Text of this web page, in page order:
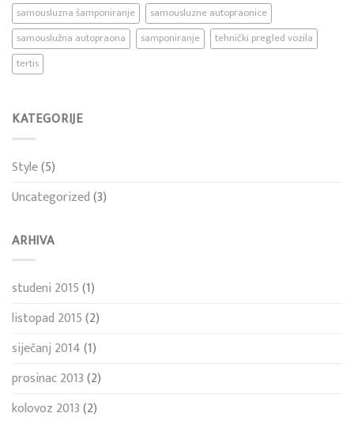
samousluzna šamponiranje
samousluzne autopraonice
samouslužna autopraona
samponiranje
tehnički pregled vozila
tertis
KATEGORIJE
Style(5)
Uncategorized(3)
ARHIVA
studeni 2015(1)
listopad 2015(2)
siječanj 2014(1)
prosinac 2013(2)
kolovoz 2013(2)